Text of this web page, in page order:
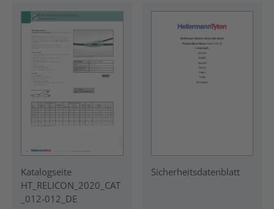
Katalogseite
HT_RELICON_2020_CAT
_012-012_DE
Sicherheitsdatenblatt